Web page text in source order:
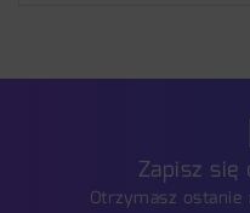
Zapisz
Otrzymasz